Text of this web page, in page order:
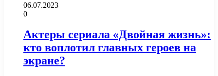
06.07.2023
0
Актеры сериала «Двойная жизнь»:
кто воплотил главных героев на
экране?